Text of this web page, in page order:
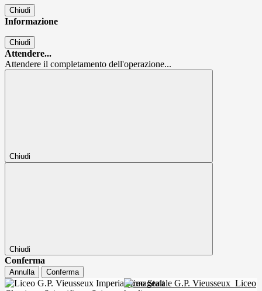
Chiudi
Informazione
Chiudi
Attendere...
Attendere il completamento dell'operazione...
Chiudi
Chiudi
Conferma
Annulla Conferma
Liceo Statale G.P. Vieusseux Liceo